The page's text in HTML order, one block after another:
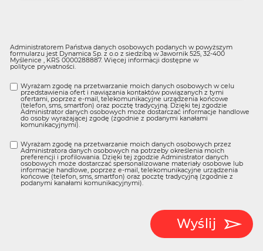
Administratorem Państwa danych osobowych podanych w powyższym
formularzu jest Dynamica Sp. z o.o z siedzibą w Jawornik 525, 32-400
Myślenice , KRS 0000288887. Więcej informacji dostępne w
polityce prywatności.
Wyrażam zgodę na przetwarzanie moich danych osobowych w celu
przedstawienia ofert i nawiązania kontaktów powiązanych z tymi
ofertami, poprzez e-mail, telekomunikacyjne urządzenia końcowe
(telefon, sms, smartfon) oraz pocztę tradycyjną. Dzięki tej zgodzie
Administrator danych osobowych może dostarczać informacje handlowe
do osoby wyrażającej zgodę (zgodnie z podanymi kanałami
komunikacyjnymi).
Wyrażam zgodę na przetwarzanie moich danych osobowych przez
Administratora danych osobowych na potrzeby określenia moich
preferencji i profilowania. Dzięki tej zgodzie Administrator danych
osobowych może dostarczać spersonalizowane materiały osobowe lub
informacje handlowe, poprzez e-mail, telekomunikacyjne urządzenia
końcowe (telefon, sms, smartfon) oraz pocztę tradycyjną (zgodnie z
podanymi kanałami komunikacyjnymi).
Wyślij